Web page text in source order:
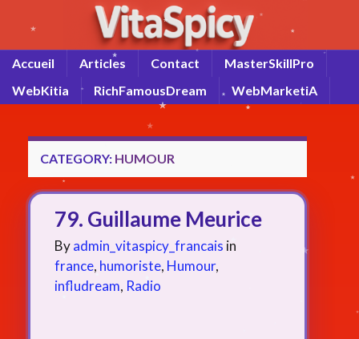
Accueil Articles Contact
MasterSkillPro
WebKitia
RichFamousDream WebMarketiA
CATEGORY: HUMOUR
79. Guillaume Meurice
Byadmin_vitaspicy_francais in
france, humoriste, Humour,
infludream, Radio